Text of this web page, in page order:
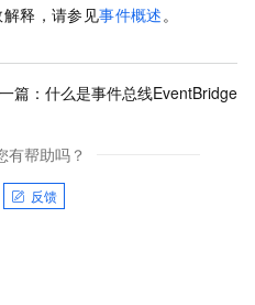
释，请参见事件概述。
篇： 什么是事件总线EventBridge
有帮助吗？
反馈